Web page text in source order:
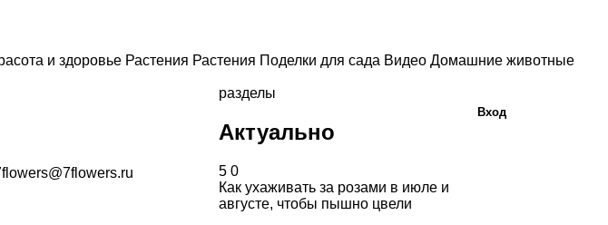
и здоровье Растения Растения Поделки для сада Видео Домашние животные
разделы
Актуально
5 0
Как ухаживать за розами в июле и
августе, чтобы пышно цвели
Вход